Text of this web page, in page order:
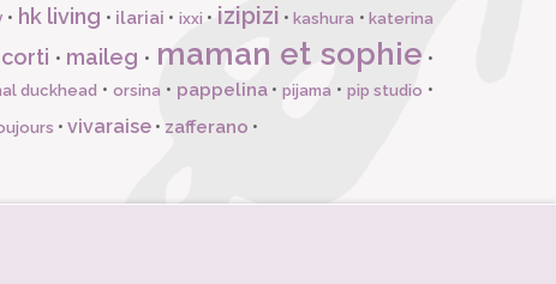
• hk living • ilariai • ixxi • izipizi •kashura •katerina
• maileg • maman et sophie •
duckhead • orsina • pappelina•pijama • pip studio •
• vivaraise • zafferano •